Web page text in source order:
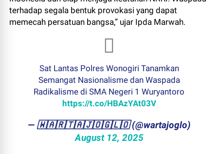
terhadap segala bentuk provokasi yang dapat
memecah persatuan bangsa,” ujar Ipda Marwah.
Sat Lantas Polres Wonogiri Tanamkan
Semangat Nasionalisme dan Waspada
Radikalisme di SMA Negeri 1 Wuryantoro
https://t.co/HBAzYAt03V
— ​🇼​​🇦​​🇷​​🇹​​🇦​​🇯​​🇴​​🇬​​🇱​​🇴 (@wartajoglo)
August 12, 2025